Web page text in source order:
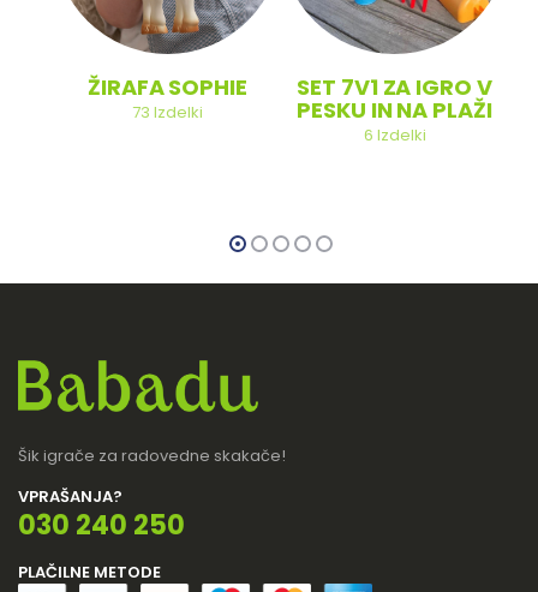
ŽIRAFA SOPHIE
73 Izdelki
SET 7V1 ZA IGRO V
PESKU IN NA PLAŽI
6 Izdelki
Šik igrače za radovedne skakače!
VPRAŠANJA?
030 240 250
PLAČILNE METODE